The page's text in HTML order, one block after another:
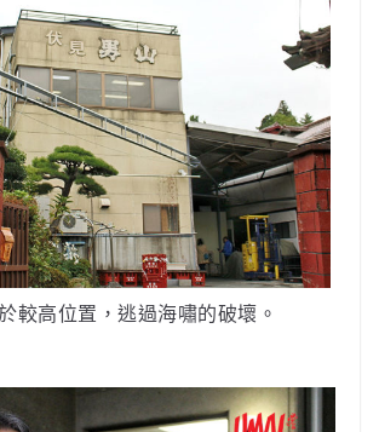
較高位置，逃過海嘯的破壞。